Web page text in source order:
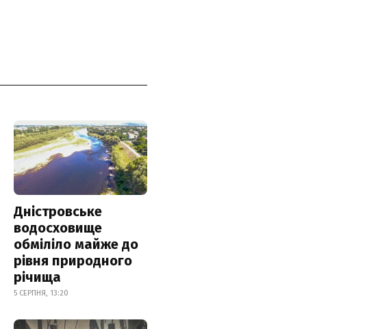
Дністровське
водосховище
обміліло майже до
рівня природного
річища
5 СЕРПНЯ, 13:20